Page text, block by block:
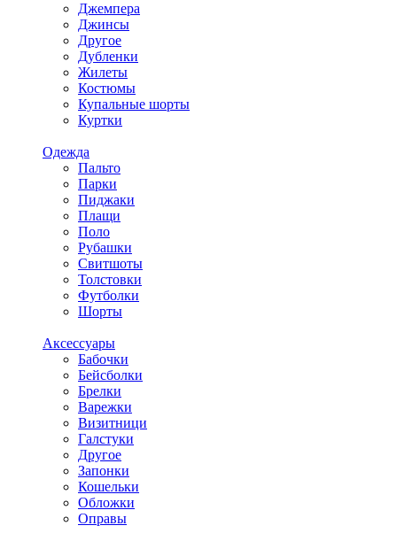
Джемпера
Джинсы
Другое
Дубленки
Жилеты
Костюмы
Купальные шорты
Куртки
Одежда
Пальто
Парки
Пиджаки
Плащи
Поло
Рубашки
Свитшоты
Толстовки
Футболки
Шорты
Аксессуары
Бабочки
Бейсболки
Брелки
Варежки
Визитници
Галстуки
Другое
Запонки
Кошельки
Обложки
Оправы